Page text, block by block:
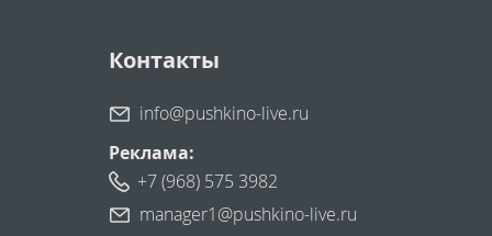
Контакты
info@pushkino-live.ru
Реклама:
+7 (968) 575 3982
manager1@pushkino-live.ru